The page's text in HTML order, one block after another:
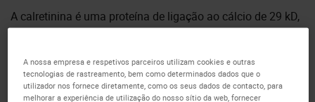
A calretinina é uma proteína de ligação ao cálcio de 29 kD,
relatada ser abundantemente expressa nos neurônios. Fora
demonstrada em uma série de tipos celulares incluindo
células mesoteliais, células produtoras de esteroides,
algumas células neuroendócrinas, glândulas sudoríparas
A nossa empresa e respetivos parceiros utilizam cookies e outras
tecnologias de rastreamento, bem como determinados dados que o
utilizador nos fornece diretamente, como os seus dados de contacto, para
melhorar a experiência de utilização do nosso sítio da web, fornecer